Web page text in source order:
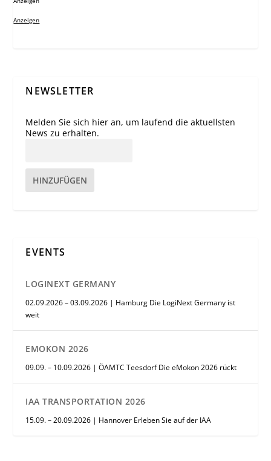
Anzeigen
NEWSLETTER
Melden Sie sich hier an, um laufend die aktuellsten
News zu erhalten.
HINZUFÜGEN
EVENTS
LOGINEXT GERMANY
02.09.2026 – 03.09.2026 | Hamburg Die LogiNext Germany ist
weit
EMOKON 2026
09.09. – 10.09.2026 | ÖAMTC Teesdorf Die eMokon 2026 rückt
IAA TRANSPORTATION 2026
15.09. – 20.09.2026 | Hannover Erleben Sie auf der IAA